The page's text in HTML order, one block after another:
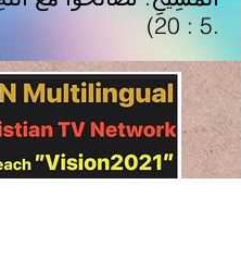
5 : 20).